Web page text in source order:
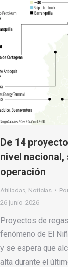
De 14
nivel nacional,
operación
Afiliadas Noticias Por
26 junio, 2026
Proyectos de
fenómeno de El
y se espera que
alta durante el